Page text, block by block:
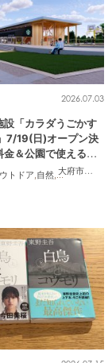
大府市東浦
2026.07.03
設「カラダうごかす
7/19(日)オープン決
金＆公園で使えるレ
ムも登場
トドア,自然,まちネタ,